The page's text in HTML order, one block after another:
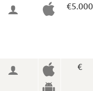
€5.000
€